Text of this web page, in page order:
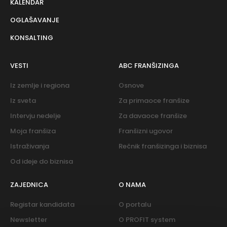
KALENDAR
OGLAŠAVANJE
KONSALTING
VESTI
Iz zemlje i regiona
Iz sveta
Intervju nedelje
Moja franšiza
Istraživanja
Od ideje do biznisa
ABC FRANŠIZINGA
Osnove
Za primaoce franšize
Za davaoce franšize
Franšizni ugovor
Rečnik franšizinga i biznisa
ZAJEDNICA
Registar kandidata
Newsletter
O NAMA
O portalu
O PROFIT system